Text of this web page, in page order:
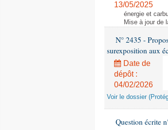
13/05/2025
énergie et
Mise à jour de
N° 2435 -
surexposition aux
Date de
dépôt :
04/02/2026
Voir le dossier
Question écrite